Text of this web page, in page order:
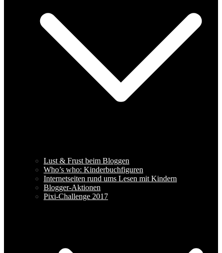
Lust & Frust beim Bloggen
Who’s who: Kinderbuchfiguren
Internetseiten rund ums Lesen mit Kindern
Blogger-Aktionen
Pixi-Challenge 2017